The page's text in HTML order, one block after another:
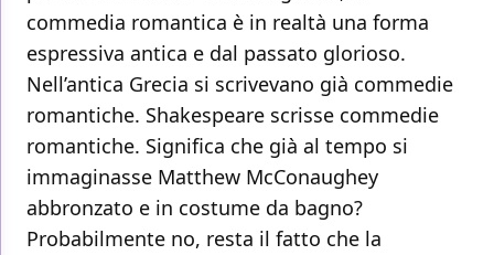
commedia romantica è in realtà una forma
espressiva antica e dal passato glorioso.
Nell’antica Grecia si scrivevano già commedie
romantiche. Shakespeare scrisse commedie
romantiche. Significa che già al tempo si
immaginasse Matthew McConaughey
abbronzato e in costume da bagno?
Probabilmente no, resta il fatto che la